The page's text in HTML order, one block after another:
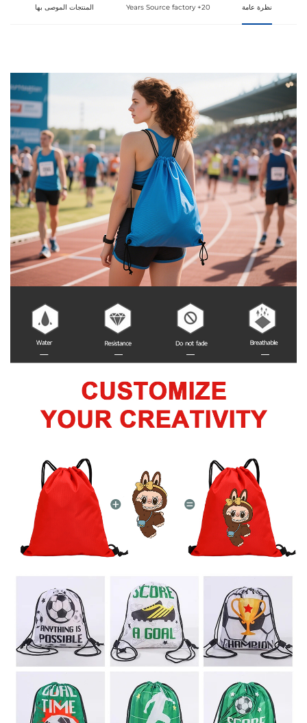
نظرة عامة 20+ Years Source factory المنتجات الموصى بها